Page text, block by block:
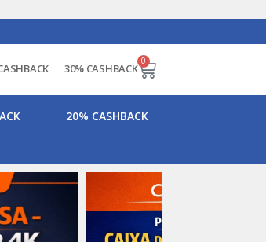
30% CASHBACK
0
20% CASHBACK